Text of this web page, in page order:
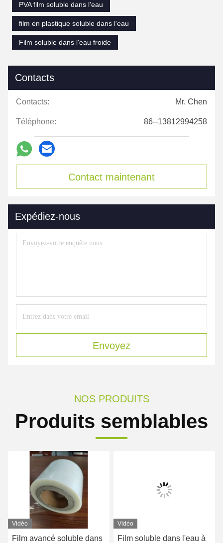
PVA film soluble dans l'eau
film en plastique soluble dans l'eau
Film soluble dans l'eau froide
Contacts
Contacts: Mr. Chen
Téléphone: 86--13812994258
Contact maintenant
Expédiez-nous
Envoyez
NOS PRODUITS
Produits semblables
Vidéo
Film avancé soluble dans
Vidéo
Film soluble dans l'eau à